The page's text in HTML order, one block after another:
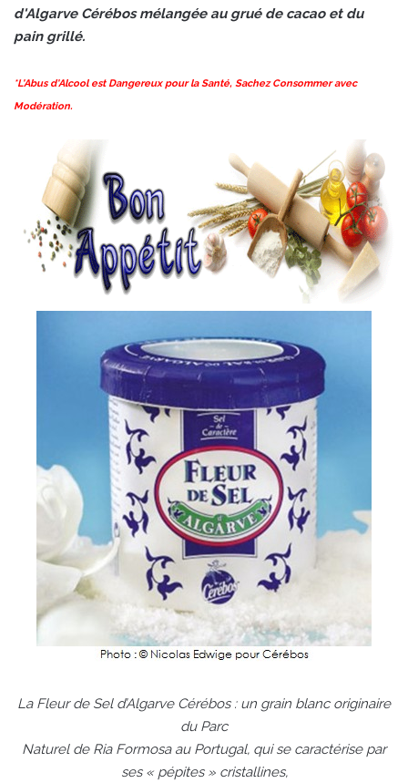
d'Algarve Cérébos mélangée au grué de cacao et du
pain grillé.
*L'Abus d'Alcool est Dangereux pour la Santé, Sachez Consommer avec
Modération.
La Fleur de Sel d’Algarve Cérébos : un grain blanc originaire
du Parc
Naturel de Ria Formosa au Portugal, qui se caractérise par
ses « pépites » cristallines,